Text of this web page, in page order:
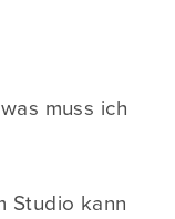
muss ich
Studio kann